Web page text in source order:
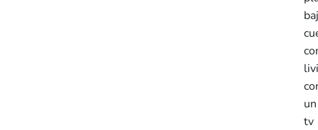
un
tv